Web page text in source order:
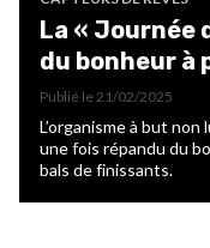
La « Journée
du bonheur à
Publié le 21/02/2025
L’organisme à but
une fois répandu du
bals de finissants.